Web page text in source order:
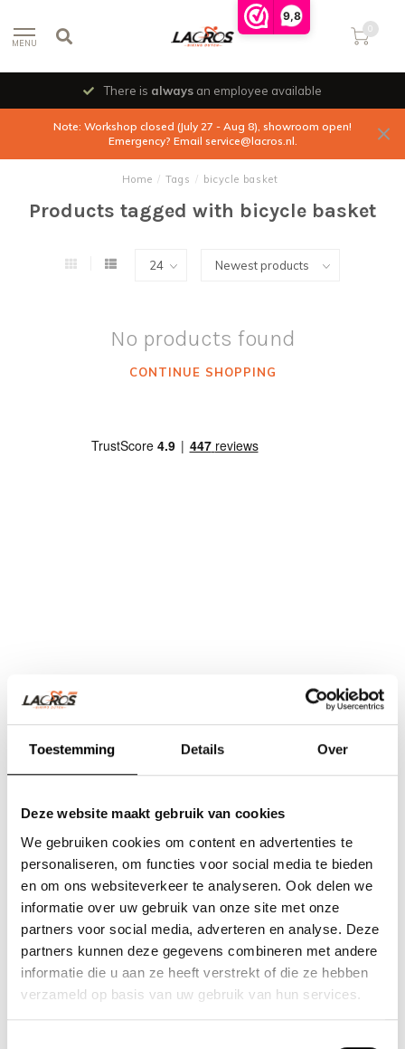
9,8
Toestemming Details Over
Deze website maakt gebruik van cookies
We gebruiken cookies om content en advertenties te
personaliseren, om functies voor social media te bieden
en om ons websiteverkeer te analyseren. Ook delen we
informatie over uw gebruik van onze site met onze
partners voor social media, adverteren en analyse. Deze
partners kunnen deze gegevens combineren met andere
informatie die u aan ze heeft verstrekt of die ze hebben
verzameld op basis van uw gebruik van hun services.
MENU
0
There is always an employee available
Note: Workshop closed (July 27 - Aug 8), showroom open!
Emergency? Email service@lacros.nl.
Home / Tags / bicycle basket
Products tagged with bicycle basket
No products found
CONTINUE SHOPPING
Team Lacros
Nieuwe Eerdsebaan 16, 5482 VS Schijndel Nederland
CoC no.: 62140957
VAT number: NL854680950B01
(+31) 73 203 2487
(+31) 73 203 2487
sales@lacros.nl